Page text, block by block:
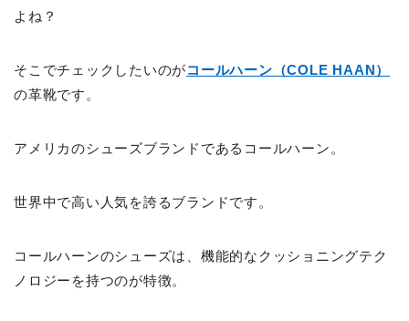
よね？
そこでチェックしたいのがコールハーン（COLE HAAN）
の革靴です。
アメリカのシューズブランドであるコールハーン。
世界中で高い人気を誇るブランドです。
コールハーンのシューズは、機能的なクッショニングテク
ノロジーを持つのが特徴。